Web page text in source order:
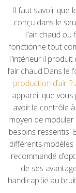
Il faut savoir que
conçu dans le
l’air chaud ou
fonctionne tout
l’intérieur il
l’air chaud.Dans le
production d’air
appareil que
avoir le contrôle
moyen de
besoins ressentis.
différents modèles
recommandé
de ses
handicap lié au